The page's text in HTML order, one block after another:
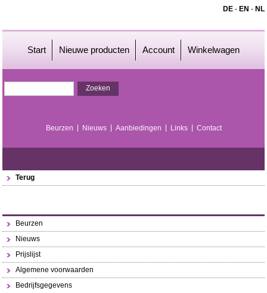
DE- EN - NL
Start Nieuwe producten Account Winkelwagen
Beurzen Nieuws Aanbiedingen Links Contact
Terug
Beurzen
Nieuws
Prijslijst
Algemene voorwaarden
Bedrijfsgegevens